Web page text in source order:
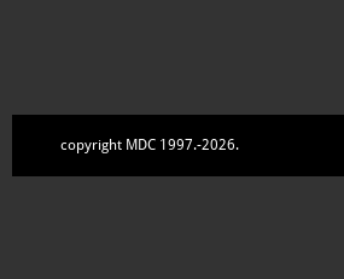
copyright MDC 1997.-2026.